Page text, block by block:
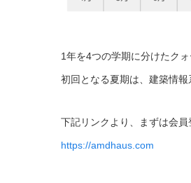
1年を4つの学期に分けたク
初回となる夏期は、建築情
下記リンクより、まずは会
https://amdhaus.com